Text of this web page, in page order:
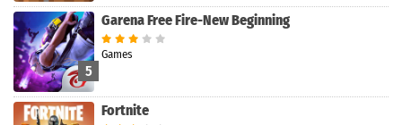
5
Garena Free Fire-New Beginning
Games
Fortnite